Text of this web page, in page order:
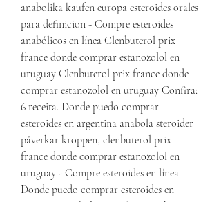
anabolika kaufen europa esteroides orales
para definicion - Compre esteroides
anabólicos en línea Clenbuterol prix
france donde comprar estanozolol en
uruguay Clenbuterol prix france donde
comprar estanozolol en uruguay Confira:
6 receita. Donde puedo comprar
esteroides en argentina anabola steroider
påverkar kroppen, clenbuterol prix
france donde comprar estanozolol en
uruguay - Compre esteroides en línea
Donde puedo comprar esteroides en